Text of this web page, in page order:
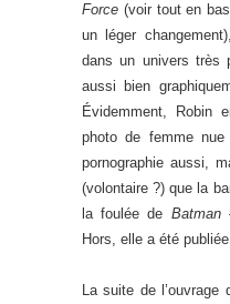
Force (voir tout en
un léger
dans un univers très
aussi bien
Évidemment, Robin
photo de femme
pornographie aussi,
(volontaire ?) que la
la foulée de Batman
Hors, elle a été
La suite de